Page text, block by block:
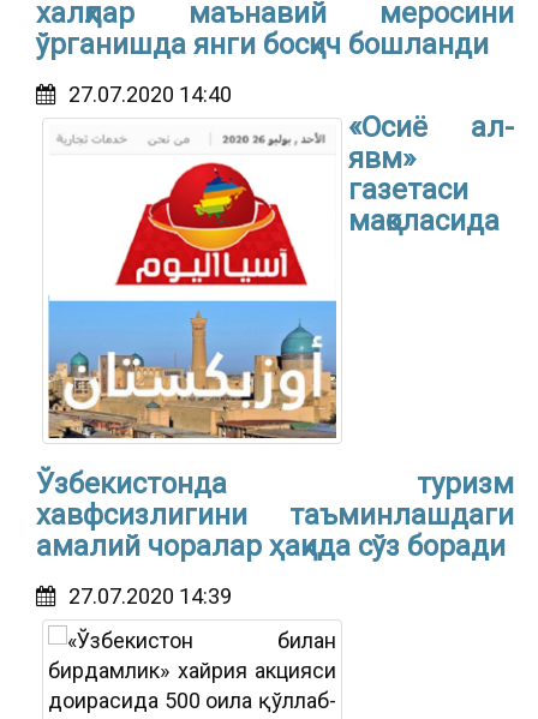
халқлар маънавий меросини
ўрганишда янги босқич бошланди
27.07.2020 14:40
«Осиё ал-
явм»
газетаси
мақоласида
Ўзбекистонда туризм
хавфсизлигини таъминлашдаги
амалий чоралар ҳақида сўз боради
27.07.2020 14:39